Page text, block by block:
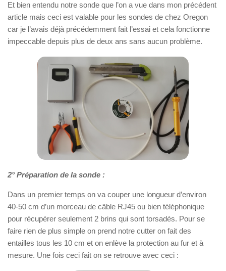
Et bien entendu notre sonde que l’on a vue dans mon précédent
article mais ceci est valable pour les sondes de chez Oregon
car je l’avais déjà précédemment fait l’essai et cela fonctionne
impeccable depuis plus de deux ans sans aucun problème.
2° Préparation de la sonde :
Dans un premier temps on va couper une longueur d’environ
40-50 cm d’un morceau de câble RJ45 ou bien téléphonique
pour récupérer seulement 2 brins qui sont torsadés. Pour se
faire rien de plus simple on prend notre cutter on fait des
entailles tous les 10 cm et on enlève la protection au fur et à
mesure. Une fois ceci fait on se retrouve avec ceci :